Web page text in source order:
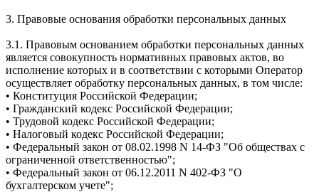
3. Правовые основания обработки персональных данных
3.1. Правовым основанием обработки персональных данных
является совокупность нормативных правовых актов, во
исполнение которых и в соответствии с которыми Оператор
осуществляет обработку персональных данных, в том числе:
• Конституция Российской Федерации;
• Гражданский кодекс Российской Федерации;
• Трудовой кодекс Российской Федерации;
• Налоговый кодекс Российской Федерации;
• Федеральный закон от 08.02.1998 N 14-ФЗ "Об обществах с
ограниченной ответственностью";
• Федеральный закон от 06.12.2011 N 402-ФЗ "О
бухгалтерском учете";